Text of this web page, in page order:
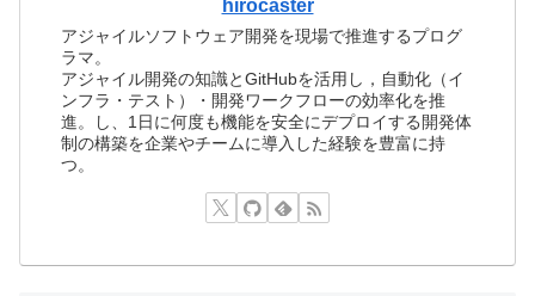
hirocaster
アジャイルソフトウェア開発を現場で推進するプログ
ラマ。
アジャイル開発の知識とGitHubを活用し，自動化（イ
ンフラ・テスト）・開発ワークフローの効率化を推
進。し、1日に何度も機能を安全にデプロイする開発体
制の構築を企業やチームに導入した経験を豊富に持
つ。